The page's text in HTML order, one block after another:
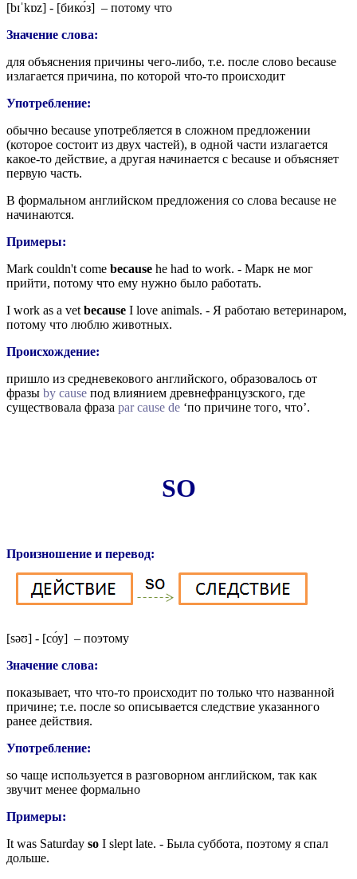
[bɪˈkɒz] - [бико́з] – потому что
Значение слова:
для объяснения причины чего-либо, т.е. после слово because
излагается причина, по которой что-то происходит
Употребление:
обычно because употребляется в сложном предложении
(которое состоит из двух частей), в одной части излагается
какое-то действие, а другая начинается с because и объясняет
первую часть.
В формальном английском предложения со слова because не
начинаются.
Примеры:
Mark couldn't come because he had to work. - Марк не мог
прийти, потому что ему нужно было работать.
I work as a vet because I love animals. - Я работаю ветеринаром,
потому что люблю животных.
Происхождение:
пришло из средневекового английского, образовалось от
фразы by cause под влиянием древнефранцузского, где
существовала фраза par cause de ‘по причине того, что’.
SO
Произношение и перевод:
[səʊ] - [со́у] – поэтому
Значение слова:
показывает, что что-то происходит по только что названной
причине; т.е. после so описывается следствие указанного
ранее действия.
Употребление:
so чаще используется в разговорном английском, так как
звучит менее формально
Примеры:
It was Saturday so I slept late. - Была суббота, поэтому я спал
дольше.